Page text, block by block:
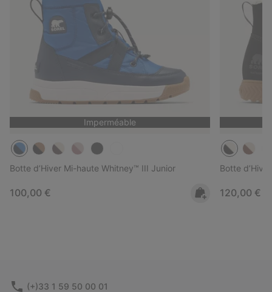
Imperméable
Botte d’Hiver Mi-haute Whitney™ III Junior
Regular price:
100,00 €
Botte
Regular
120,00 €
(+)33 1 59 50 00 01